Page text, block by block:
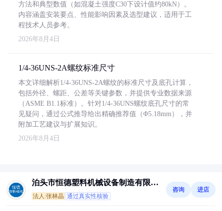
方法和典型数值（如混凝土强度C30下设计值约80kN）。
内容涵盖安装要点、性能影响因素及选型建议，适用于工
程技术人员参考。
2026年8月4日
1/4-36UNS-2A螺纹标准尺寸
本文详细解析1/4-36UNS-2A螺纹的标准尺寸及底孔计算，
包括外径、螺距、公差等关键参数，并提供专业数据来源
（ASME B1.1标准）。针对1/4-36UNS螺纹底孔尺寸的常
见疑问，通过公式推导给出精确推荐值（Φ5.18mm），并
附加工艺建议与扩展知识。
2026年8月4日
泊头市恒德塑料机械设备制造有限公
司
法人:张林晶 通过真实性核验
咨询 进店